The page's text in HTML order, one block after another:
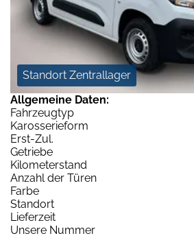
Standort Zentrallager
Allgemeine Daten:
Fahrzeugtyp
Karosserieform
Erst-Zul.
Getriebe
Kilometerstand
Anzahl der Türen
Farbe
Standort
Lieferzeit
Unsere Nummer